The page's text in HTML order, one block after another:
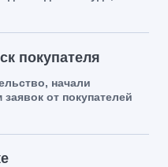
покупателя
начали
от покупателей